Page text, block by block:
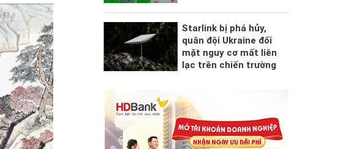
Starlink bị phá hủy,
quân đội Ukraine đối
mặt nguy cơ mất liên
lạc trên chiến trường